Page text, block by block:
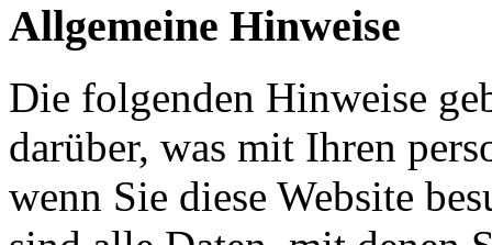
Allgemeine Hinweise
Die folgenden Hinweise
darüber, was mit Ihren
wenn Sie diese Website